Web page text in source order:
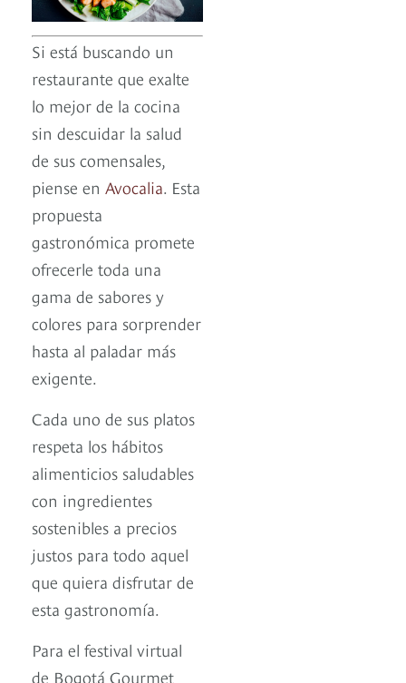
Si está buscando un
restaurante que exalte
lo mejor de la cocina
sin descuidar la salud
de sus comensales,
piense en Avocalia . Esta
propuesta
gastronómica promete
ofrecerle toda una
gama de sabores y
colores para sorprender
hasta al paladar más
exigente.
Cada uno de sus platos
respeta los hábitos
alimenticios saludables
con ingredientes
sostenibles a precios
justos para todo aquel
que quiera disfrutar de
esta gastronomía.
Para el festival virtual
de Bogotá Gourmet